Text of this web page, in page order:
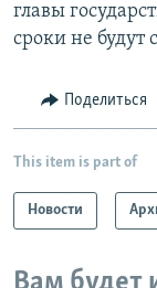
главы
сроки не будут
Поделиться
This item is part of
Новости